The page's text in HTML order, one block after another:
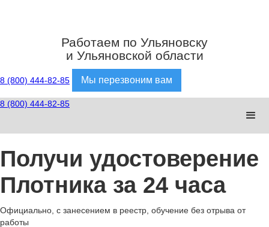
Работаем по Ульяновску
и Ульяновской области
8 (800) 444-82-85 Мы перезвоним вам
8 (800) 444-82-85
Получи удостоверение
Плотника за 24 часа
Официально, с занесением в реестр, обучение без отрыва от
работы